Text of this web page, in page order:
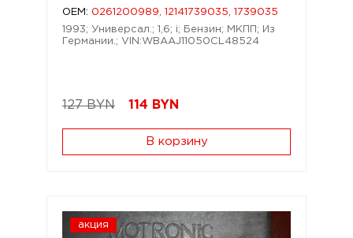
OEM: 0261200989, 12141739035, 1739035
1993; Универсал.; 1,6; i; Бензин; МКПП; Из
Германии.; VIN:WBAAJ11050CL48524
127 BYN 114 BYN
В корзину
акция